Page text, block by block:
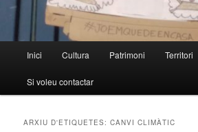
principal
Inici Cultura Patrimoni Territori
Si voleu contactar
ARXIU D'ETIQUETES:CANVI CLIMÀTIC